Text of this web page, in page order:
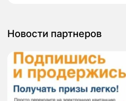
Новости партнеров